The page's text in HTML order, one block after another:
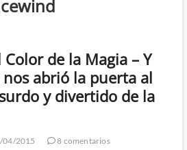
de la Magia – Y
abrió la puerta al
y divertido de la
04/2015
8 comentarios